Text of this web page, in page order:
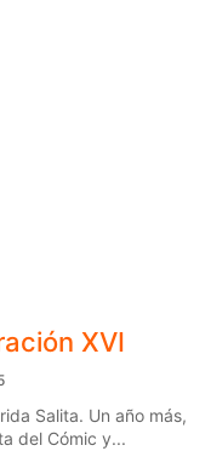
XVI
Salita. Un año más,
del Cómic y...